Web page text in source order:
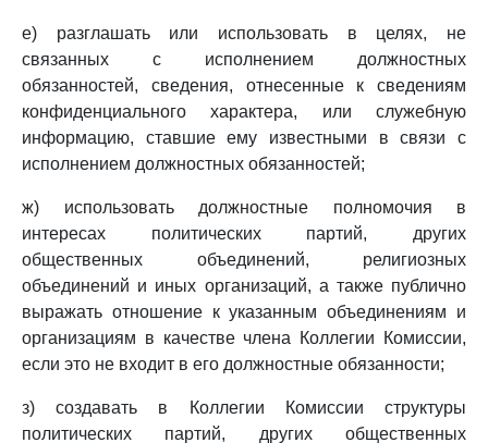
е) разглашать или использовать в целях, не
связанных с исполнением должностных
обязанностей, сведения, отнесенные к сведениям
конфиденциального характера, или служебную
информацию, ставшие ему известными в связи с
исполнением должностных обязанностей;
ж) использовать должностные полномочия в
интересах политических партий, других
общественных объединений, религиозных
объединений и иных организаций, а также публично
выражать отношение к указанным объединениям и
организациям в качестве члена Коллегии Комиссии,
если это не входит в его должностные обязанности;
з) создавать в Коллегии Комиссии структуры
политических партий, других общественных